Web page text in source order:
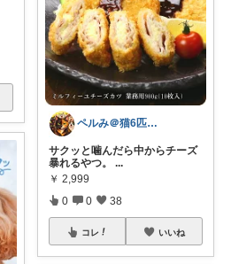
ペルみ＠猫6匹と人1匹の養育係
サクッと噛んだら中からチーズ
暴れるやつ。 ...
￥ 2,999
0 0 38
コレ いいね